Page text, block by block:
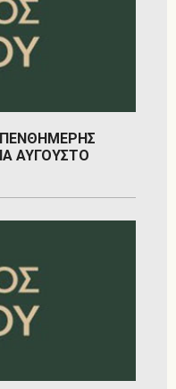
ΑΥΓΟΥΣΤΟ